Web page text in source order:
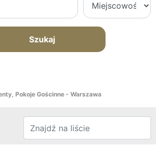
Szukaj
Pokoje Gościnne - Warszawa